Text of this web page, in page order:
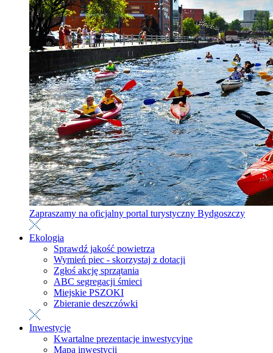
Zapraszamy na oficjalny portal turystyczny Bydgoszczy
Ekologia
Sprawdź jakość powietrza
Wymień piec - skorzystaj z dotacji
Zgłoś akcję sprzątania
ABC segregacji śmieci
Miejskie PSZOKI
Zbieranie deszczówki
Inwestycje
Kwartalne prezentacje inwestycyjne
Mapa inwestycji